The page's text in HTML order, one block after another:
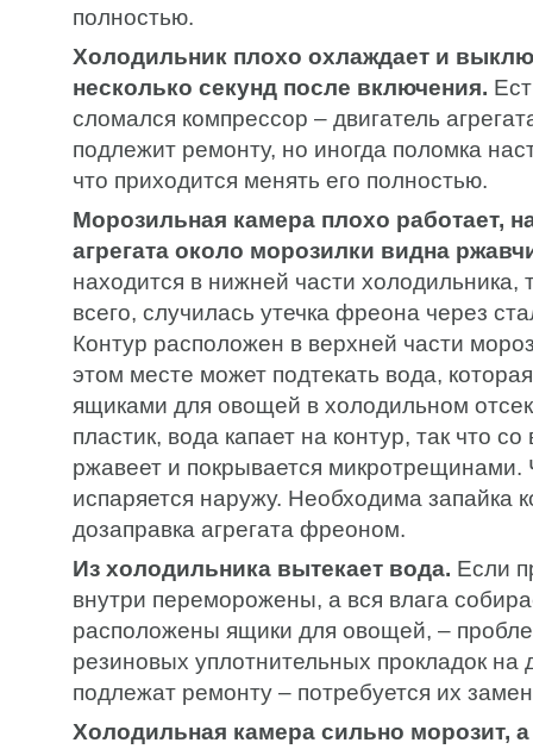
полностью.
Холодильник плохо охлаждает и
несколько секунд после включения.
сломался компрессор – двигатель
подлежит ремонту, но иногда поломка
что приходится менять его полностью.
Морозильная камера плохо работает,
агрегата около морозилки видна
находится в нижней части холодильника,
всего, случилась утечка фреона через
Контур расположен в верхней части
этом месте может подтекать вода,
ящиками для овощей в холодильном
пластик, вода капает на контур, так что
ржавеет и покрывается
испаряется наружу. Необходима запайка
дозаправка агрегата фреоном.
Из холодильника вытекает вода. Если
внутри переморожены, а вся влага
расположены ящики для овощей, –
резиновых уплотнительных прокладок на
подлежат ремонту – потребуется их
Холодильная камера сильно морозит,